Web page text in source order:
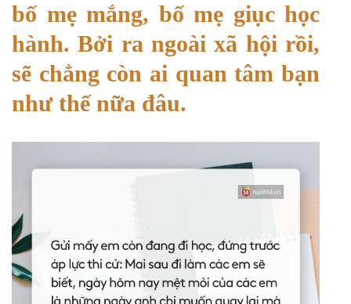
bố mẹ mắng, bố mẹ giục học
hành. Bởi ra ngoài xã hội rồi,
sẽ chẳng còn ai quan tâm bạn
như thế nữa đâu.